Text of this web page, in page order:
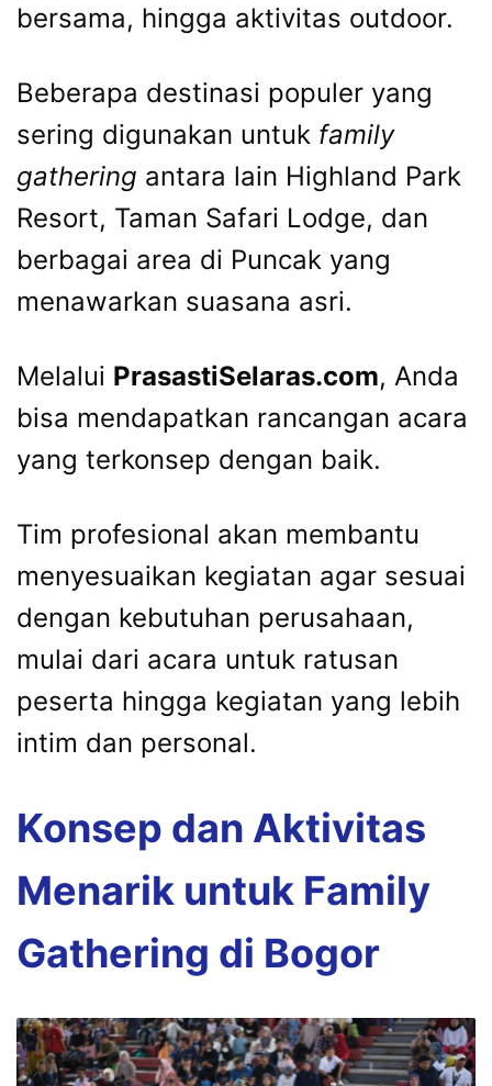
bersama, hingga aktivitas outdoor.
Beberapa destinasi populer yang
sering digunakan untuk family
gathering antara lain Highland Park
Resort, Taman Safari Lodge, dan
berbagai area di Puncak yang
menawarkan suasana asri.
Melalui PrasastiSelaras.com, Anda
bisa mendapatkan rancangan acara
yang terkonsep dengan baik.
Tim profesional akan membantu
menyesuaikan kegiatan agar sesuai
dengan kebutuhan perusahaan,
mulai dari acara untuk ratusan
peserta hingga kegiatan yang lebih
intim dan personal.
Konsep dan Aktivitas
Menarik untuk Family
Gathering di Bogor